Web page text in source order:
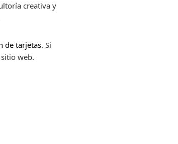
creativa y
de tarjetas. Si
web.